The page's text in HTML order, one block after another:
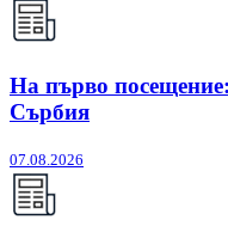
На първо
Сърбия
07.08.2026